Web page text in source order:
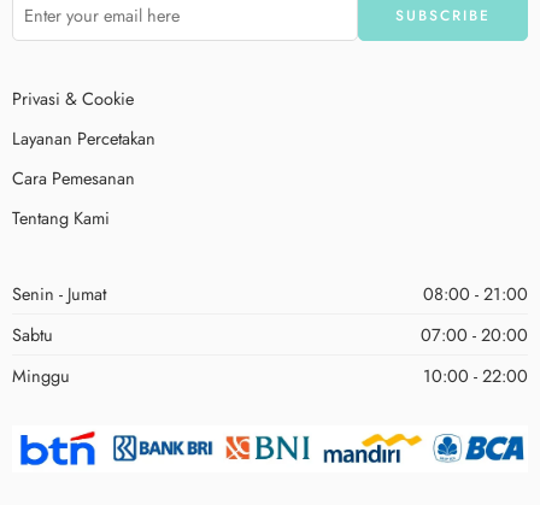
Privasi & Cookie
Layanan Percetakan
Cara Pemesanan
Tentang Kami
Senin - Jumat
08:00 - 21:00
Sabtu
07:00 - 20:00
Minggu
10:00 - 22:00